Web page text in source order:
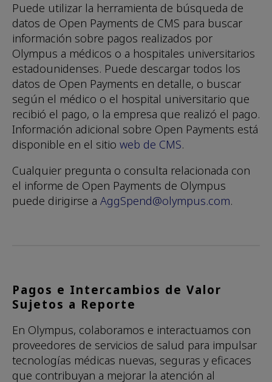
Puede utilizar la herramienta de búsqueda de
datos de Open Payments de CMS para buscar
información sobre pagos realizados por
Olympus a médicos o a hospitales universitarios
estadounidenses. Puede descargar todos los
datos de Open Payments en detalle, o buscar
según el médico o el hospital universitario que
recibió el pago, o la empresa que realizó el pago.
Información adicional sobre Open Payments está
disponible en el sitio web de CMS.
Cualquier pregunta o consulta relacionada con
el informe de Open Payments de Olympus
puede dirigirse a AggSpend@olympus.com.
Pagos e Intercambios de Valor
Sujetos a Reporte
En Olympus, colaboramos e interactuamos con
proveedores de servicios de salud para impulsar
tecnologías médicas nuevas, seguras y eficaces
que contribuyan a mejorar la atención al